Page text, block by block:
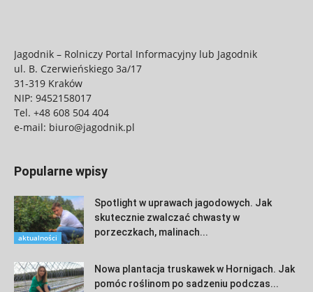
Jagodnik – Rolniczy Portal Informacyjny lub Jagodnik
ul. B. Czerwieńskiego 3a/17
31-319 Kraków
NIP: 9452158017
Tel. +48 608 504 404
e-mail: biuro@jagodnik.pl
Popularne wpisy
aktualności
Spotlight w uprawach jagodowych. Jak
skutecznie zwalczać chwasty w
porzeczkach, malinach...
Nowa plantacja truskawek w Hornigach. Jak
pomóc roślinom po sadzeniu podczas...